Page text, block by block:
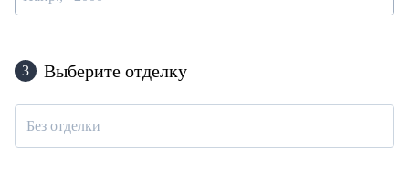
3 Выберите отделку
Без отделки